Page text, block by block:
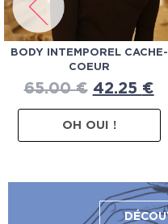
BODY INTEMPOREL CACHE-
COEUR
65.00€ 42.25 €
OH OUI !